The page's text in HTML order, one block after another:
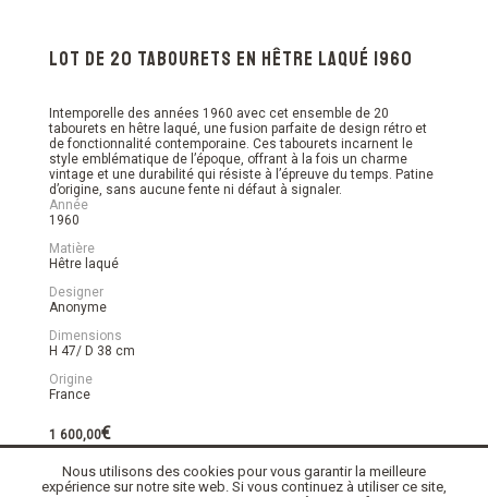
Lot de 20 tabourets en hêtre laqué 1960
Intemporelle des années 1960 avec cet ensemble de 20
tabourets en hêtre laqué, une fusion parfaite de design rétro et
de fonctionnalité contemporaine. Ces tabourets incarnent le
style emblématique de l’époque, offrant à la fois un charme
vintage et une durabilité qui résiste à l’épreuve du temps. Patine
d’origine, sans aucune fente ni défaut à signaler.
Année
1960
Matière
Hêtre laqué
Designer
Anonyme
Dimensions
H 47/ D 38 cm
Origine
France
1 600,00€
En stock
Nous utilisons des cookies pour vous garantir la meilleure
expérience sur notre site web. Si vous continuez à utiliser ce site,